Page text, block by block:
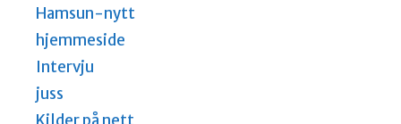
Hamsun-nytt
hjemmeside
Intervju
juss